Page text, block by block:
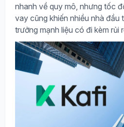
nhanh về quy mô, nhưng tốc
vay cũng khiến nhiều nhà đầu
trưởng mạnh liệu có đi kèm rủi